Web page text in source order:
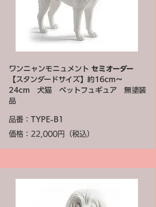
ワンニャンモニュメント セミオーダー
【スタンダードサイズ】約16cm～
24cm 犬猫 ペットフュギュア 無塗装
品
品番： TYPE-B1
価格：22,000円（税込）